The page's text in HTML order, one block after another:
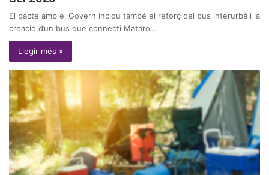
El pacte amb el Govern inclou també el reforç del bus interurbà i la
creació d’un bus que connecti Mataró…
Llegir més »